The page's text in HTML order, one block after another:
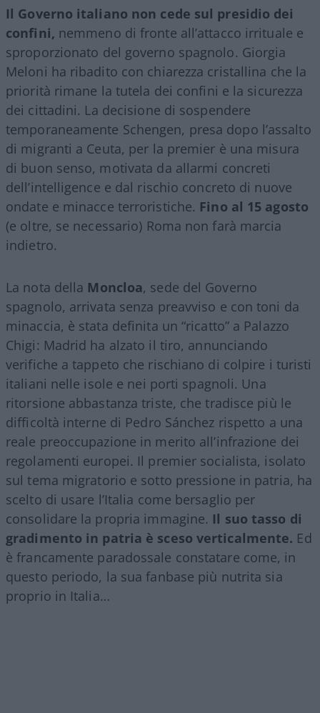
Il Governo italiano non cede sul presidio dei
confini, nemmeno di fronte all’attacco irrituale e
sproporzionato del governo spagnolo. Giorgia
Meloni ha ribadito con chiarezza cristallina che la
priorità rimane la tutela dei confini e la sicurezza
dei cittadini. La decisione di sospendere
temporaneamente Schengen, presa dopo l’assalto
di migranti a Ceuta, per la premier è una misura
di buon senso, motivata da allarmi concreti
dell’intelligence e dal rischio concreto di nuove
ondate e minacce terroristiche. Fino al 15 agosto
(e oltre, se necessario) Roma non farà marcia
indietro.
La nota della Moncloa, sede del Governo
spagnolo, arrivata senza preavviso e con toni da
minaccia, è stata definita un “ricatto” a Palazzo
Chigi: Madrid ha alzato il tiro, annunciando
verifiche a tappeto che rischiano di colpire i turisti
italiani nelle isole e nei porti spagnoli. Una
ritorsione abbastanza triste, che tradisce più le
difficoltà interne di Pedro Sánchez rispetto a una
reale preoccupazione in merito all’infrazione dei
regolamenti europei. Il premier socialista, isolato
sul tema migratorio e sotto pressione in patria, ha
scelto di usare l’Italia come bersaglio per
consolidare la propria immagine. Il suo tasso di
gradimento in patria è sceso verticalmente. Ed
è francamente paradossale constatare come, in
questo periodo, la sua fanbase più nutrita sia
proprio in Italia…